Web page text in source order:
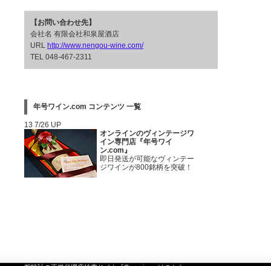
【お問い合わせ先】
会社名 有限会社和泉屋酒店
URL http://www.nengou-wine.com/
TEL 048-467-2311
年号ワイン.com コンテンツ 一覧
13 7/26 UP
オンラインのヴィンテージワ
イン専門店『年号ワイ
ン.com』
即日発送が可能なヴィンテー
ジワインが800銘柄を突破！